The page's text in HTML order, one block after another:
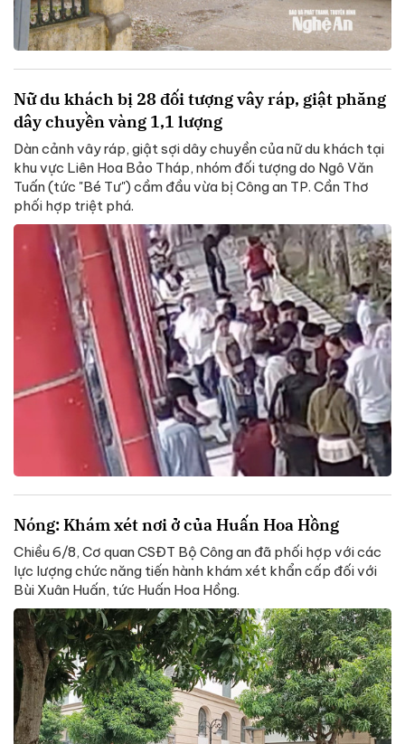
Nữ du khách bị 28 đối tượng vây ráp, giật phăng
dây chuyền vàng 1,1 lượng
Dàn cảnh vây ráp, giật sợi dây chuyền của nữ du khách tại
khu vực Liên Hoa Bảo Tháp, nhóm đối tượng do Ngô Văn
Tuấn (tức "Bé Tư") cầm đầu vừa bị Công an TP. Cần Thơ
phối hợp triệt phá.
Nóng: Khám xét nơi ở của Huấn Hoa Hồng
Chiều 6/8, Cơ quan CSĐT Bộ Công an đã phối hợp với các
lực lượng chức năng tiến hành khám xét khẩn cấp đối với
Bùi Xuân Huấn, tức Huấn Hoa Hồng.